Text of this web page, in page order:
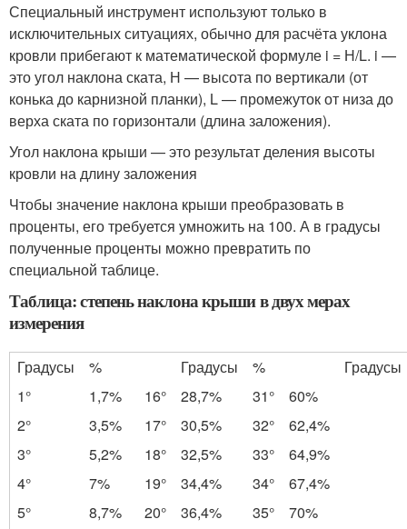
Специальный инструмент используют только в
исключительных ситуациях, обычно для расчёта уклона
кровли прибегают к математической формуле i = Н/L. i —
это угол наклона ската, Н — высота по вертикали (от
конька до карнизной планки), L — промежуток от низа до
верха ската по горизонтали (длина заложения).
Угол наклона крыши — это результат деления высоты
кровли на длину заложения
Чтобы значение наклона крыши преобразовать в
проценты, его требуется умножить на 100. А в градусы
полученные проценты можно превратить по
специальной таблице.
Таблица: степень наклона крыши в двух мерах
измерения
Градусы % Градусы %
Градусы
1°
1,7% 16° 28,7% 31°
60%
2°
3,5% 17° 30,5% 32°
62,4%
3°
5,2% 18° 32,5% 33°
64,9%
4°
7% 19° 34,4% 34°
67,4%
5°
8,7% 20° 36,4% 35°
70%